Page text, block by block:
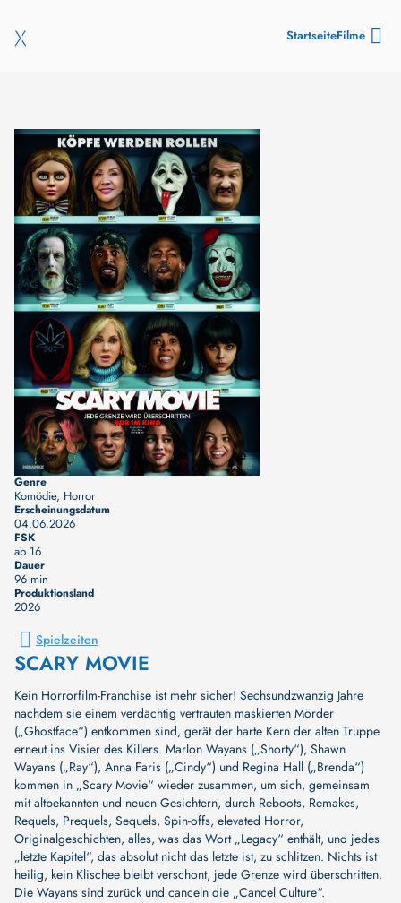
StartseiteFilme
Genre
Komödie, Horror
Erscheinungsdatum
04.06.2026
FSK
ab 16
Dauer
96 min
Produktionsland
2026
Spielzeiten
SCARY MOVIE
Kein Horrorfilm-Franchise ist mehr sicher! Sechsundzwanzig Jahre
nachdem sie einem verdächtig vertrauten maskierten Mörder
(„Ghostface“) entkommen sind, gerät der harte Kern der alten Truppe
erneut ins Visier des Killers. Marlon Wayans („Shorty“), Shawn
Wayans („Ray“), Anna Faris („Cindy“) und Regina Hall („Brenda“)
kommen in „Scary Movie“ wieder zusammen, um sich, gemeinsam
mit altbekannten und neuen Gesichtern, durch Reboots, Remakes,
Requels, Prequels, Sequels, Spin-offs, elevated Horror,
Originalgeschichten, alles, was das Wort „Legacy“ enthält, und jedes
„letzte Kapitel“, das absolut nicht das letzte ist, zu schlitzen. Nichts ist
heilig, kein Klischee bleibt verschont, jede Grenze wird überschritten.
Die Wayans sind zurück und canceln die „Cancel Culture“.